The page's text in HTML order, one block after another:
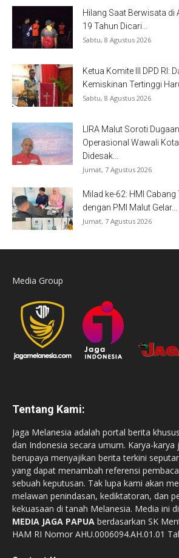
Hilang Saat Berwisata di
19 Tahun Dicari...
Sabtu, 8 Agustus 2026
Ketua Komite III DPD RI:
Kemiskinan Tertinggi
Sabtu, 8 Agustus 2026
LIRA Malut Soroti
Operasional Wawali
Didesak...
Jumat, 7 Agustus 2026
Milad ke-62: HMI
dengan PMI Malut Gelar...
Jumat, 7 Agustus 2026
Media Group
Tentang Kami:
Jaga Melanesia adalah portal berita
dan Indonesia secara umum. Karya-karya
berupaya menyajikan berita terkini
yang dapat menambah referensi
sebuah keputusan. Tak lupa kami akan
melawan penindasan, kediktatoran, dan
kekuasaan di tanah Melanesia. Media ini
MEDIA JAGA PAPUA berdasarkan SK
HAM RI Nomor AHU.0006094.AH.01.01